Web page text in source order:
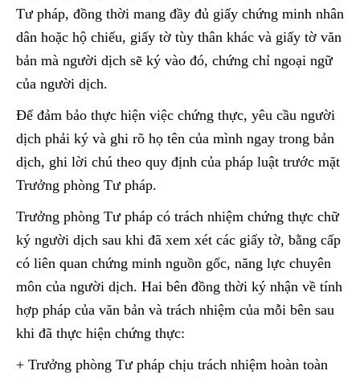
Tư pháp, đồng thời mang đầy đủ giấy chứng minh nhân
dân hoặc hộ chiếu, giấy tờ tùy thân khác và giấy tờ văn
bản mà người dịch sẽ ký vào đó, chứng chỉ ngoại ngữ
của người dịch.
Để đảm bảo thực hiện việc chứng thực, yêu cầu người
dịch phải ký‎‎ và ghi rõ họ tên của mình ngay trong bản
dịch, ghi lời chú theo quy định của pháp luật trước mặt
Trưởng phòng Tư pháp.
Trưởng phòng Tư pháp có trách nhiệm chứng thực chữ
ký‎‎ người dịch sau khi đã xem xét các giấy tờ, bằng cấp
có liên quan chứng minh nguồn gốc, năng lực chuyên
môn của người dịch. Hai bên đồng thời k‎ý‎‎ nhận về tính
hợp pháp của văn bản và trách nhiệm của mỗi bên sau
khi đã thực hiện chứng thực:
+ Trưởng phòng Tư pháp chịu trách nhiệm hoàn toàn